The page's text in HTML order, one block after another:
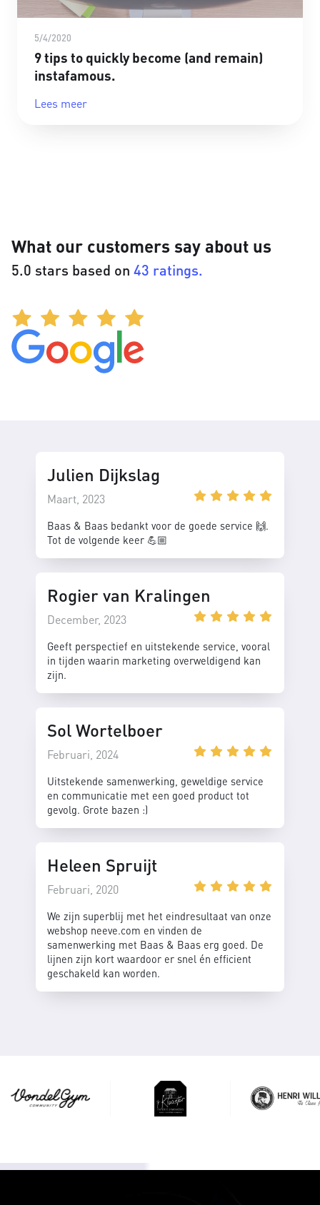
5/4/2020
9 tips to quickly become (and remain)
instafamous.
Lees meer
What our customers say about us
5.0 stars based on 43 ratings.
Julien Dijkslag
Maart, 2023
Baas & Baas bedankt voor de goede service 🙌.
Tot de volgende keer 💪🏼
Rogier van Kralingen
December, 2023
Geeft perspectief en uitstekende service, vooral
in tijden waarin marketing overweldigend kan
zijn.
Sol Wortelboer
Februari, 2024
Uitstekende samenwerking, geweldige service
en communicatie met een goed product tot
gevolg. Grote bazen :)
Heleen Spruijt
Februari, 2020
We zijn superblij met het eindresultaat van onze
webshop neeve.com en vinden de
samenwerking met Baas & Baas erg goed. De
lijnen zijn kort waardoor er snel én efficient
geschakeld kan worden.